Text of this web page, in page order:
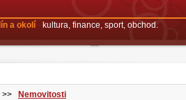
a okolí - kultura, finance, sport, obchod.
>> Nemovitosti